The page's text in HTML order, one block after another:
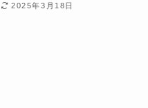
2025年3月18日